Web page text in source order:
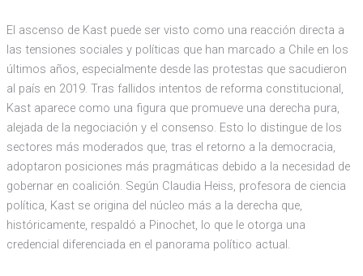
El ascenso de Kast puede ser visto como una reacción directa a
las tensiones sociales y políticas que han marcado a Chile en los
últimos años, especialmente desde las protestas que sacudieron
al país en 2019. Tras fallidos intentos de reforma constitucional,
Kast aparece como una figura que promueve una derecha pura,
alejada de la negociación y el consenso. Esto lo distingue de los
sectores más moderados que, tras el retorno a la democracia,
adoptaron posiciones más pragmáticas debido a la necesidad de
gobernar en coalición. Según Claudia Heiss, profesora de ciencia
política, Kast se origina del núcleo más a la derecha que,
históricamente, respaldó a Pinochet, lo que le otorga una
credencial diferenciada en el panorama político actual.